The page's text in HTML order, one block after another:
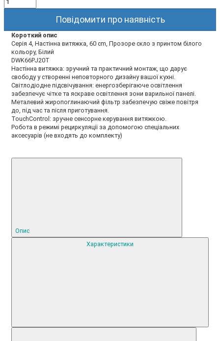
Повiдомити про наявнiсть
Короткий опис
Серія 4, Настінна витяжка, 60 cm, Прозоре скло з принтом білого
кольору, Білий
DWK66PJ20T
Настінна витяжка: зручний та практичний монтаж, що дарує
свободу у створенні неповторного дизайну вашої кухні.
Світлодіодне підсвічування: енергозберігаюче освітлення
забезпечує чітке та яскраве освітлення зони варильної панелі.
Металевий жиропоглинаючий фільтр забезпечую свіже повітря
до, під час та після приготування.
TouchControl: зручне сенсорне керування витяжкою.
Робота в режимі рециркуляції за допомогою спеціальних
аксесуарів (не входять до комплекту)
Опис